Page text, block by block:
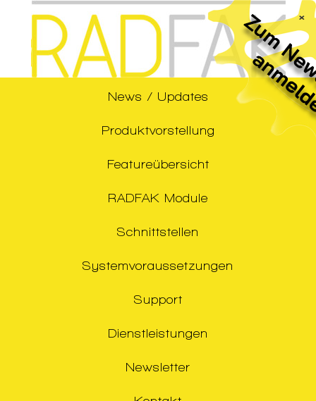
×
News / Updates
Produktvorstellung
Featureübersicht
RADFAK Module
Schnittstellen
Systemvoraussetzungen
Support
Dienstleistungen
Newsletter